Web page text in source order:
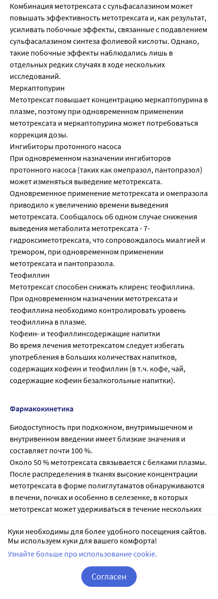
Комбинация метотрексата с сульфасалазином может
повышать эффективность метотрексата и, как результат,
усиливать побочные эффекты, связанные с подавлением
сульфасалазином синтеза фолиевой кислоты. Однако,
такие побочные эффекты наблюдались лишь в
отдельных редких случаях в ходе нескольких
исследований.
Меркаптопурин
Метотрексат повышает концентрацию меркаптопурина в
плазме, поэтому при одновременном применении
метотрексата и меркаптопурина может потребоваться
коррекция дозы.
Ингибиторы протонного насоса
При одновременном назначении ингибиторов
протонного насоса (таких как омепразол, пантопразол)
может изменяться выведение метотрексата.
Одновременное применение метотрексата и омепразола
приводило к увеличению времени выведения
метотрексата. Сообщалось об одном случае снижения
выведения метаболита метотрексата - 7-
гидроксиметотрексата, что сопровождалось миалгией и
тремором, при одновременном применении
метотрексата и пантопразола.
Теофиллин
Метотрексат способен снижать клиренс теофиллина.
При одновременном назначении метотрексата и
теофиллина необходимо контролировать уровень
теофиллина в плазме.
Кофеин- и теофиллинсодержащие напитки
Во время лечения метотрексатом следует избегать
употребления в больших количествах напитков,
содержащих кофеин и теофиллин (в т.ч. кофе, чай,
содержащие кофеин безалкогольные напитки).
Фармакокинетика
Биодоступность при подкожном, внутримышечном и
внутривенном введении имеет близкие значения и
составляет почти 100 %.
Около 50 % метотрексата связывается с белками плазмы.
После распределения в тканях высокие концентрации
метотрексата в форме полиглутаматов обнаруживаются
в печени, почках и особенно в селезенке, в которых
метотрексат может удерживаться в течение нескольких
При применении в малых дозах проникает в
спинномозговую жидкость в минимальном количестве.
Период полувыведения составляет в среднем 6-7 ч и
характеризуется высокой вариабельностью (3-17 ч).
Время полувыведения у пациентов с дополнительным
Куки необходимы для более удобного посещения сайтов.
Мы используем куки для вашего комфорта!
Узнайте больше про использование cookie.
Согласен